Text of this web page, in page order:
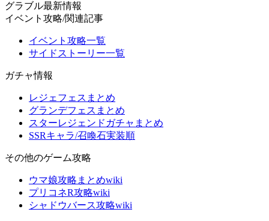
グラブル最新情報
イベント攻略/関連記事
イベント攻略一覧
サイドストーリー一覧
ガチャ情報
レジェフェスまとめ
グランデフェスまとめ
スターレジェンドガチャまとめ
SSRキャラ/召喚石実装順
その他のゲーム攻略
ウマ娘攻略まとめwiki
プリコネR攻略wiki
シャドウバース攻略wiki